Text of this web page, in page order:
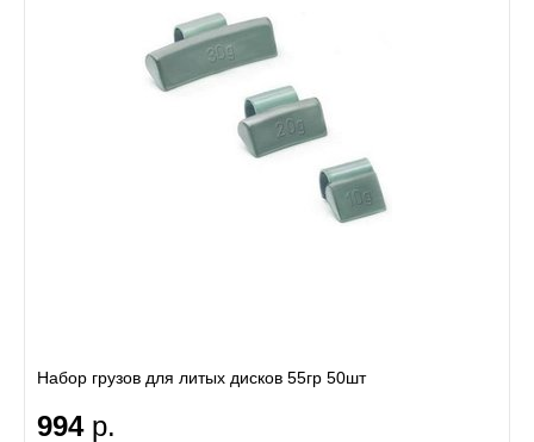
Набор грузов для литых дисков 55гр 50шт
994р.